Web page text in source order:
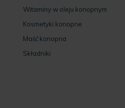
Witaminy w oleju konopnym
Kosmetyki konopne
Maść konopna
Składniki